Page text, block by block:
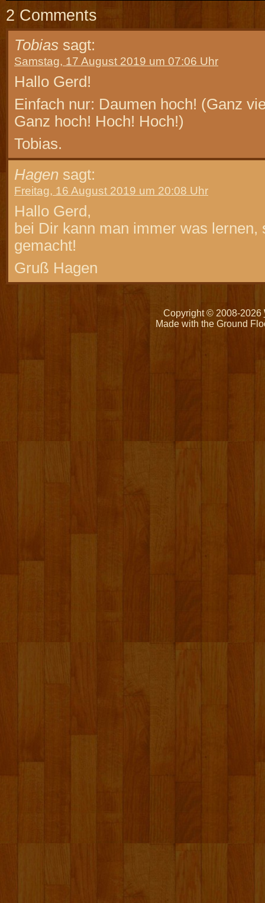
2 Comments
Tobias sagt:
Samstag, 17 August 2019 um 07:06 Uhr
Hallo Gerd!
Einfach nur: Daumen hoch! (Ganz
Ganz hoch! Hoch! Hoch!)
Tobias.
Hagen sagt:
Freitag, 16 August 2019 um 20:08 Uhr
Hallo Gerd,
bei Dir kann man immer was lernen,
gemacht!
Gruß Hagen
Copyright © 2008-2026
Made with the Ground